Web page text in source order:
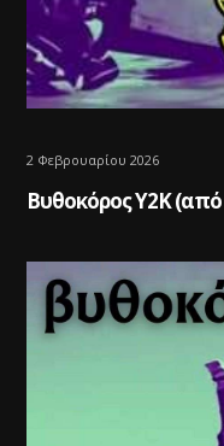
2 Φεβρουαρίου 2026
Βυθοκόρος Y2K